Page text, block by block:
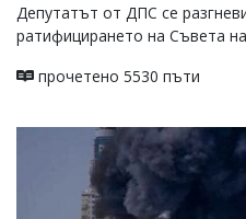
Депутатът от ДПС се
ратифицирането на Съвета
прочетено 5530 пъти